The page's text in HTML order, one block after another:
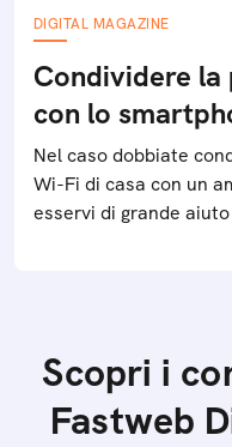
DIGITAL MAGAZINE
Condividere la
con lo
Nel caso dobbiate
Wi-Fi di casa con un
esservi di grande aiuto
Scopri i
Fastweb